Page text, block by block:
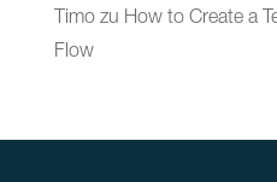
Timozu How to Create a
Flow